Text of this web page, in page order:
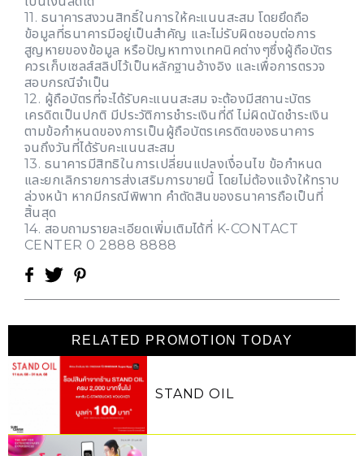
11. ธนาคารสงวนสิทธิ์ในการให้คะแนนสะสม โดยยึดถือ
ข้อมูลที่ธนาคารมีอยู่เป็นสำคัญ และไม่รับผิดชอบต่อการ
สูญหายของข้อมูล หรือปัญหาทางเทคนิคต่างๆซึ่งผู้ถือบัตร
ควรเก็บเซลส์สลิปไว้เป็นหลักฐานอ้างอิง และเพื่อการตรวจ
สอบกรณีจำเป็น
12. ผู้ถือบัตรที่จะได้รับคะแนนสะสม จะต้องมีสถานะบัตร
เครดิตเป็นปกติ มีประวัติการชำระเงินที่ดี ไม่ผิดนัดชำระเงิน
ตามข้อกำหนดของการเป็นผู้ถือบัตรเครดิตของธนาคาร
จนถึงวันที่ได้รับคะแนนสะสม
13. ธนาคารมีสิทธิในการเปลี่ยนแปลงเงื่อนไข ข้อกำหนด
และยกเลิกรายการส่งเสริมการขายนี้ โดยไม่ต้องแจ้งให้ทราบ
ล่วงหน้า หากมีกรณีพิพาท คำตัดสินของธนาคารถือเป็นที่
สิ้นสุด
14. สอบถามรายละเอียดเพิ่มเติมได้ที่ K-CONTACT
CENTER 0 2888 8888
RELATED PROMOTION TODAY
STAND OIL